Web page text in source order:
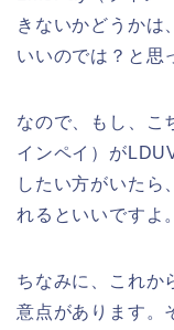
きないかどうかは
いいのでは？と思
なので、もし、こ
インペイ）が
したい方がいたら
れるといいですよ。
ちなみに、これか
意点があります。